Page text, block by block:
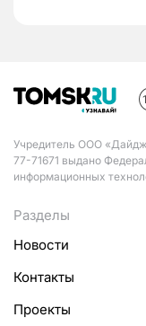
Учредитель ООО
77-71671 выдано
информационных
Разделы
Новости
Контакты
Проекты